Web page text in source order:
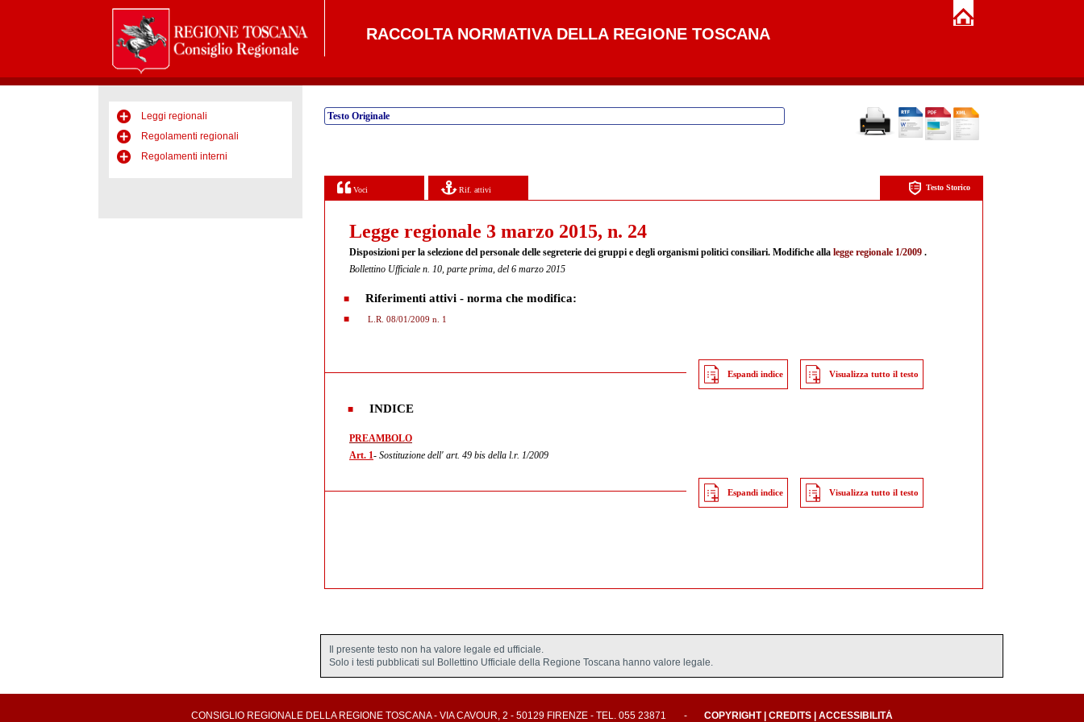
RACCOLTA NORMATIVA DELLA REGIONE TOSCANA
Leggi regionali
Regolamenti regionali
Regolamenti interni
Testo Originale
Voci Rif. attivi Testo Storico
Legge regionale 3 marzo 2015, n. 24
Disposizioni per la selezione del personale delle segreterie dei gruppi e degli organismi politici consiliari. Modifiche alla legge regionale 1/2009 .
Bollettino Ufficiale n. 10, parte prima, del 6 marzo 2015
Riferimenti attivi - norma che modifica:
L.R. 08/01/2009 n. 1
Espandi indice Visualizza tutto il testo
INDICE
PREAMBOLO
Art. 1- Sostituzione dell' art. 49 bis della l.r. 1/2009
Espandi indice Visualizza tutto il testo
Il presente testo non ha valore legale ed ufficiale.
Solo i testi pubblicati sul Bollettino Ufficiale della Regione Toscana hanno valore legale.
CONSIGLIO REGIONALE DELLA REGIONE TOSCANA - VIA CAVOUR, 2 - 50129 FIRENZE - TEL. 055 23871 - COPYRIGHT|CREDITS |ACCESSIBILITÀ